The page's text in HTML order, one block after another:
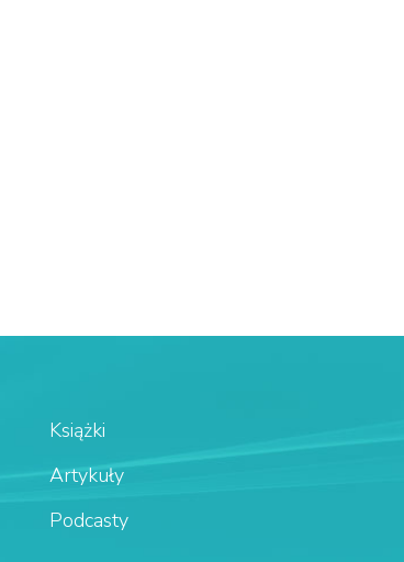
Książki
Artykuły
Podcasty